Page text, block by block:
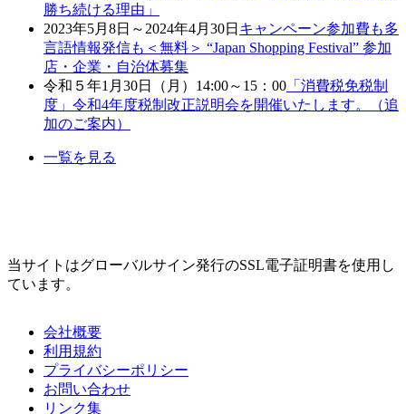
勝ち続ける理由」
2023年5月8日～2024年4月30日 キャンペーン参加費も多
言語情報発信も＜無料＞ “Japan Shopping Festival” 参加
店・企業・自治体募集
令和５年1月30日（月）14:00～15：00 「消費税免税制
度」令和4年度税制改正説明会を開催いたします。（追
加のご案内）
一覧を見る
当サイトはグローバルサイン発行のSSL電子証明書を使用し
ています。
会社概要
利用規約
プライバシーポリシー
お問い合わせ
リンク集